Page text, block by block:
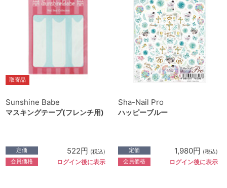
取寄品
Sunshine Babe
マスキングテープ(フレンチ用)
定価 522円 (税込)
会員価格 ログイン後に表示
Sha-Nail Pro
ハッピーブルー
定価 1,980円 (税込)
会員価格 ログイン後に表示